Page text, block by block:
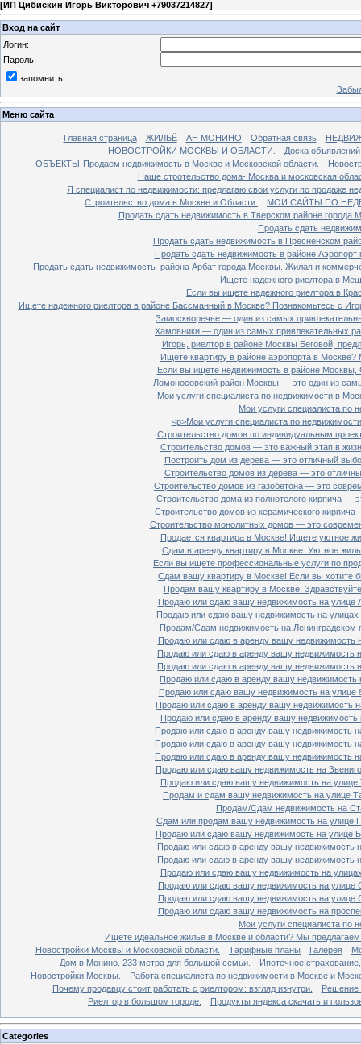
[ИП Цибискин Игорь Викторович +79037214827]
Вход на сайт
Логин:
Пароль:
запомнить
Меню сайта
Главная страница ЖИЛЬЁ АН МОНИНО Обратная связь
НОВОСТРОЙКИ МОСКВЫ И ОБЛАСТИ.
Доска объявлений
ОБЪЕКТЫ-Продаем недвижимость в Москве и Московской области.
Наше стротельство дома- Москва и московская
Я специалист по недвижимости: предлагаю свои услуги по продаже
Строительство дома в Москве и Области.
МОИ САЙТЫ ПО
Продать сдать недвижимость в Тверском районе города
Продать сдать
Продать сдать недвижимость в Пресненском
Продать сдать недвижимость в районе
Продать сдать недвижимость района Арбат города Москвы. Жилая и
Ищете надежного риелтора в
Если вы ищете надежного риелтора в
Ищете надежного риелтора в районе Бассманный в Москве? Познакомьтесь с
Замоскворечье — один из самых
Хамовники — один из самых привлекательных
Игорь, риелтор в районе Москвы Беговой,
Ищете квартиру в районе аэропорта в
Если вы ищете недвижимость в районе Москвы,
Ломоносовский район Москвы — это один из
Мои услуги специалиста по недвижимости в
Мои услуги специалиста по
<p>Мои услуги специалиста по
Строительство домов по индивидуальным
Строительство домов — это важный этап в
Построить дом из дерева — это отличный
Строительство домов из дерева — это
Строительство домов из газобетона — это
Строительство дома из полнотелого кирпича —
Строительство домов из керамического
Строительство монолитных домов — это
Продается квартира в Москве! Ищете уютное
Сдам в аренду квартиру в Москве. Уютное
Если вы ищете профессиональные услуги по
Сдам вашу квартиру в Москве! Если вы хотите
Продам вашу квартиру в Москве!
Продаю или сдаю вашу недвижимость на улице
Продаю или сдаю вашу недвижимость на
Продам/Сдам недвижимость на Ленинградском
Продаю или сдаю в аренду вашу недвижимость
Продаю или сдаю в аренду вашу недвижимость
Продаю или сдаю в аренду вашу недвижимость
Продаю или сдаю в аренду вашу недвижимость
Продаю или сдаю вашу недвижимость на улице
Продаю или сдаю в аренду вашу недвижимость
Продаю или сдаю в аренду вашу недвижимость
Продаю или сдаю в аренду вашу недвижимость
Продаю или сдаю в аренду вашу недвижимость
Продаю или сдаю в аренду вашу недвижимость
Продаю или сдаю вашу недвижимость на
Продаю или сдаю вашу недвижимость на улице
Продам и сдам вашу недвижимость на улице
Продам/Сдам недвижимость на
Сдам или продам вашу недвижимость на улице
Продаю или сдаю вашу недвижимость на улице
Продаю или сдаю в аренду вашу недвижимость
Продаю или сдаю в аренду вашу недвижимость
Продаю или сдаю вашу недвижимость на
Продаю или сдаю вашу недвижимость на улице
Продаю или сдаю вашу недвижимость на улице
Продаю или сдаю вашу недвижимость на
Мои услуги специалиста по
Ищете идеальное жилье в Москве и области? Мы
Новостройки Москвы и Московской области.
Тарифные планы Галерея
Дом в Монино. 233 метра для большой семьи.
Ипотечное
Новостройки Москвы.
Работа специалиста по недвижимости в Москве и
Почему продавцу стоит работать с риелтором: взгляд изнутри.
Решение
Риелтор в большом городе.
Продукты яндекса скачать и
Categories